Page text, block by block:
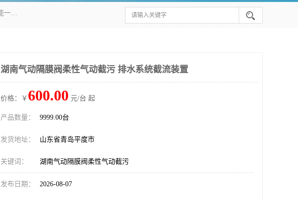
青岛铭源环保科技有限公司是一家专注于环保与智慧水务领域的先进科技企业，公司专注于云智能一体化HMPP预制泵站、智能截流井设备、调蓄池雨洪管理设备、水务循环利用、云智慧水务开发及新型环保技术研发等领域。
湖南气动隔膜阀柔性气动截污 排水系统截流装置
价格：￥ 600.00 元/台 起
产品数量： 9999.00台
发货地址： 山东省青岛平度市
关键词： 湖南气动隔膜阀柔性气动截污
发布日期： 2026-08-07